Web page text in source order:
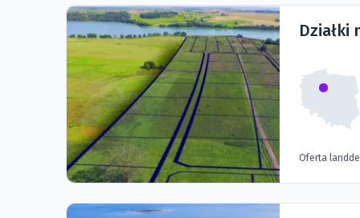
Działki
Oferta